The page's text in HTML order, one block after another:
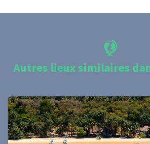
Autres lieux similaires